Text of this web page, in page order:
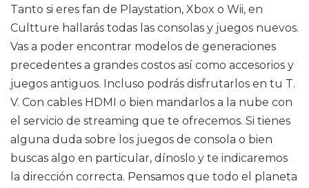
Tanto si eres fan de Playstation, Xbox o Wii, en
Cultture hallarás todas las consolas y juegos nuevos.
Vas a poder encontrar modelos de generaciones
precedentes a grandes costos así como accesorios y
juegos antiguos. Incluso podrás disfrutarlos en tu T.
V. Con cables HDMI o bien mandarlos a la nube con
el servicio de streaming que te ofrecemos. Si tienes
alguna duda sobre los juegos de consola o bien
buscas algo en particular, dínoslo y te indicaremos
la dirección correcta. Pensamos que todo el planeta